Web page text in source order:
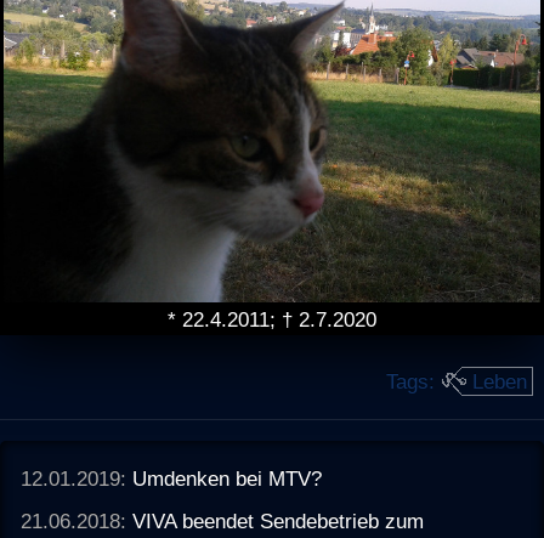
* 22.4.2011; † 2.7.2020
Tags: Leben
12.01.2019: Umdenken bei MTV?
21.06.2018:VIVA beendet Sendebetrieb zum